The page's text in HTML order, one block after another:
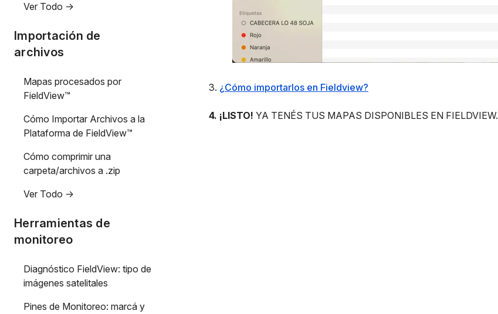
Ver Todo ->
Importación de
archivos
Mapas procesados por
FieldView™
Cómo Importar Archivos a la
Plataforma de FieldView™
Cómo comprimir una
carpeta/archivos a .zip
Ver Todo ->
Herramientas de
monitoreo
Diagnóstico FieldView: tipo de
imágenes satelitales
Pines de Monitoreo: marcá y
3. ¿Cómo importarlos en Fieldview?
4. ¡LISTO! YA TENÉS TUS MAPAS DISPONIBLES EN FIELDVIEW.